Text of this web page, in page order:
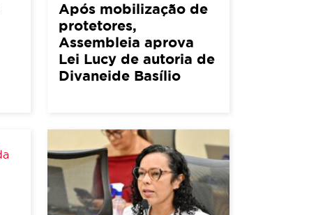
Após mobilização de
protetores,
Assembleia aprova
Lei Lucy de autoria de
Divaneide Basílio